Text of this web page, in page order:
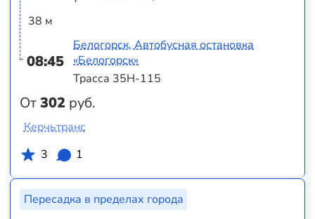
38 м
08:45
От302 руб.
Белогорск, Автобусная остановка
«Белогорск»
Трасса 35Н-115
Керчьтранс
3
1
Пересадка в пределах города